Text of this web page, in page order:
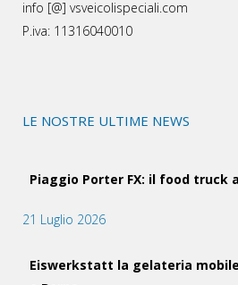
info [@] vsveicolispeciali.com
P.iva: 11316040010
LE NOSTRE ULTIME NEWS
Piaggio Porter FX: il food truck
21 Luglio 2026
Eiswerkstatt la gelateria